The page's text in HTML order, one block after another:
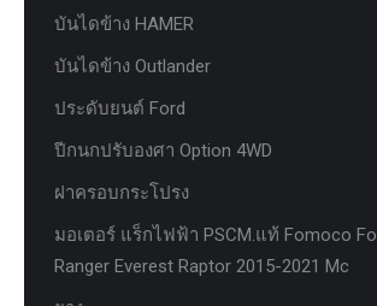
บันไดข้าง HAMER
บันไดข้าง Outlander
ประดับยนต์ Ford
ปีกนกปรับองศา Option 4WD
ฝาครอบกระโปรง
มอเตอร์ แร็กไฟฟ้า PSCM.แท้ Fomoco
Ranger Everest Raptor 2015-2021 Mc